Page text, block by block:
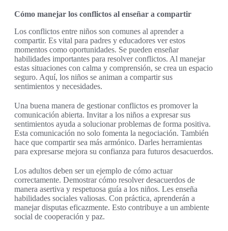
Cómo manejar los conflictos al enseñar a compartir
Los conflictos entre niños son comunes al aprender a
compartir. Es vital para padres y educadores ver estos
momentos como oportunidades. Se pueden enseñar
habilidades importantes para resolver conflictos. Al manejar
estas situaciones con calma y comprensión, se crea un espacio
seguro. Aquí, los niños se animan a compartir sus
sentimientos y necesidades.
Una buena manera de gestionar conflictos es promover la
comunicación abierta. Invitar a los niños a expresar sus
sentimientos ayuda a solucionar problemas de forma positiva.
Esta comunicación no solo fomenta la negociación. También
hace que compartir sea más armónico. Darles herramientas
para expresarse mejora su confianza para futuros desacuerdos.
Los adultos deben ser un ejemplo de cómo actuar
correctamente. Demostrar cómo resolver desacuerdos de
manera asertiva y respetuosa guía a los niños. Les enseña
habilidades sociales valiosas. Con práctica, aprenderán a
manejar disputas eficazmente. Esto contribuye a un ambiente
social de cooperación y paz.